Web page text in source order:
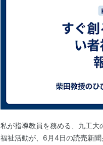
私が指導教員を務める、九工
福祉活動が、6月4日の読売新